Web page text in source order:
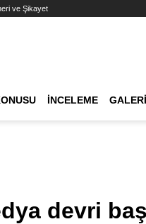
ve Şikayet
İNCELEME GALERI
devri